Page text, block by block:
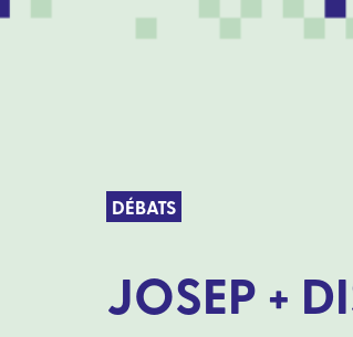
DÉBATS
JOSEP +